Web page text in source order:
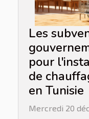
Les
pour
de
en Tunisie
Mercredi 20